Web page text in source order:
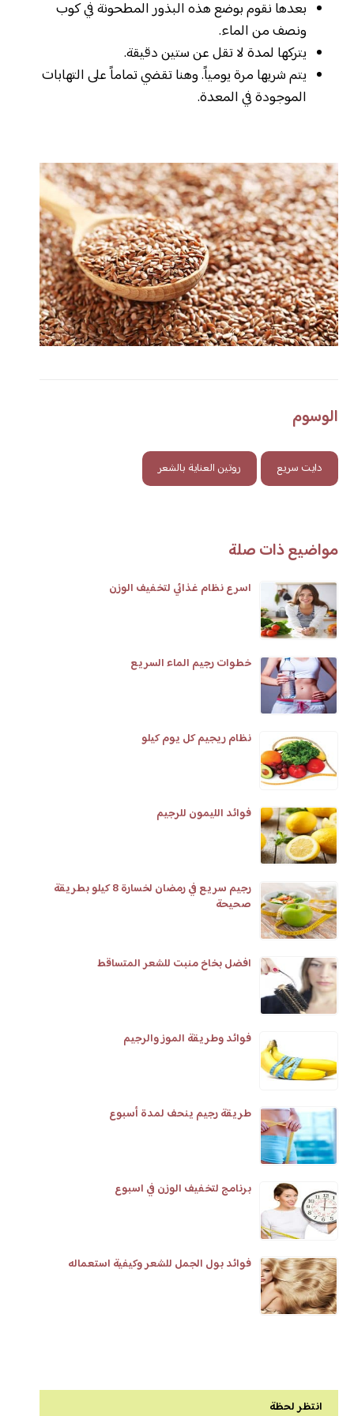
بعدها نقوم بوضع هذه البذور المطحونة في كوب
ونصف من الماء.
يتركها لمدة لا تقل عن ستين دقيقة.
يتم شربها مرة يومياً. وهنا تقضي تماماً على التهابات
الموجودة في المعدة.
الوسوم
دايت سريع روتين العناية بالشعر
مواضيع ذات صلة
اسرع نظام غذائي لتخفيف الوزن
خطوات رجيم الماء السريع
نظام ريجيم كل يوم كيلو
فوائد الليمون للرجيم
رجيم سريع في رمضان لخسارة 8 كيلو بطريقة
صحيحة
افضل بخاخ منبت للشعر المتساقط
فوائد وطريقة الموز والرجيم
طريقة رجيم ينحف لمدة أسبوع
برنامج لتخفيف الوزن في اسبوع
فوائد بول الجمل للشعر وكيفية استعماله
انتظر لحظة